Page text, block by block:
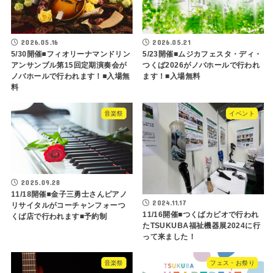
2026.05.16
5/30開催■フィオリーナマンドリン
アンサンブル第15回定期演奏会が
ノバホールで行われます！■入場無
料
2026.05.21
5/23開催■ムジカフェスタ・ディ・
つくば2026がノバホールで行われ
ます！■入場無料
音楽祭
2025.09.28
11/18開催■金子三勇士さんピアノ
リサイタルがコーチャンフォーつ
くば店で行われます■予約制
イベント
2024.11.17
11/16開催■つくばカピオで行われ
たTSUKUBA福祉機器展2024に行
って来ました！
音楽祭 フェス・お祭り